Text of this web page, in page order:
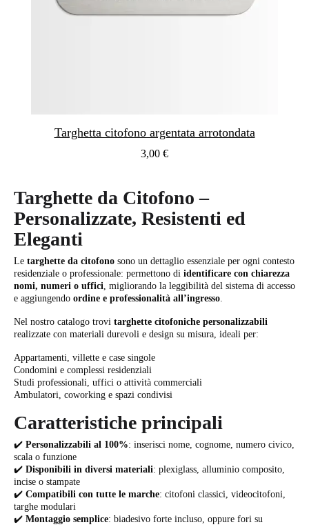
Targhetta citofono argentata arrotondata
3,00 €
Targhette da Citofono –
Personalizzate, Resistenti ed
Eleganti
Le targhette da citofono sono un dettaglio essenziale per ogni contesto
residenziale o professionale: permettono di identificare con chiarezza
nomi, numeri o uffici, migliorando la leggibilità del sistema di accesso
e aggiungendo ordine e professionalità all’ingresso.
Nel nostro catalogo trovi targhette citofoniche personalizzabili
realizzate con materiali durevoli e design su misura, ideali per:
Appartamenti, villette e case singole
Condomini e complessi residenziali
Studi professionali, uffici o attività commerciali
Ambulatori, coworking e spazi condivisi
Caratteristiche principali
✔️ Personalizzabili al 100%: inserisci nome, cognome, numero civico,
scala o funzione
✔️ Disponibili in diversi materiali: plexiglass, alluminio composito,
incise o stampate
✔️ Compatibili con tutte le marche: citofoni classici, videocitofoni,
targhe modulari
✔️ Montaggio semplice: biadesivo forte incluso, oppure fori su